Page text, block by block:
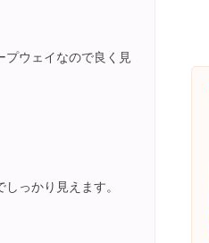
プウェイなので良く見
っかり見えます。